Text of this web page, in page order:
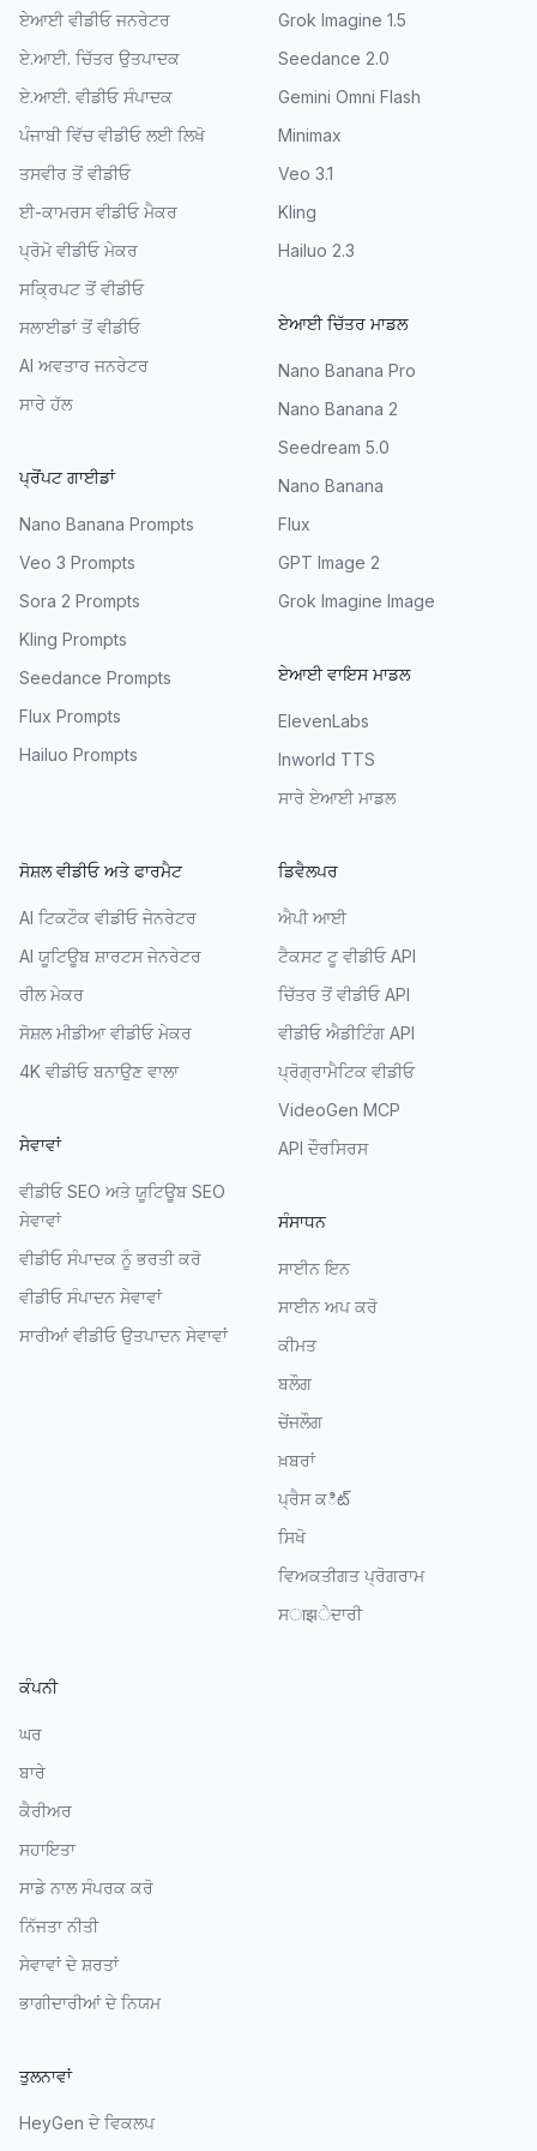
ਏਆਈ ਵੀਡੀਓ ਜਨਰੇਟਰ
ਏ.ਆਈ. ਚਿੱਤਰ ਉਤਪਾਦਕ
ਏ.ਆਈ. ਵੀਡੀਓ ਸੰਪਾਦਕ
ਪੰਜਾਬੀ ਵਿੱਚ ਵੀਡੀਓ ਲਈ ਲਿਖੋ
ਤਸਵੀਰ ਤੋਂ ਵੀਡੀਓ
ਈ-ਕਾਮਰਸ ਵੀਡੀਓ ਮੈਕਰ
ਪ੍ਰੋਮੋ ਵੀਡੀਓ ਮੇਕਰ
ਸਕ੍ਰਿਪਟ ਤੋਂ ਵੀਡੀਓ
ਸਲਾਈਡਾਂ ਤੋਂ ਵੀਡੀਓ
AI ਅਵਤਾਰ ਜਨਰੇਟਰ
ਸਾਰੇ ਹੱਲ
ਪ੍ਰੋਂਪਟ ਗਾਈਡਾਂ
Nano Banana Prompts
Veo 3 Prompts
Sora 2 Prompts
Kling Prompts
Seedance Prompts
Flux Prompts
Hailuo Prompts
Grok Imagine 1.5
Seedance 2.0
Gemini Omni Flash
Minimax
Veo 3.1
Kling
Hailuo 2.3
ਏਆਈ ਚਿੱਤਰ ਮਾਡਲ
Nano Banana Pro
Nano Banana 2
Seedream 5.0
Nano Banana
Flux
GPT Image 2
Grok Imagine Image
ਏਆਈ ਵਾਇਸ ਮਾਡਲ
ElevenLabs
Inworld TTS
ਸਾਰੇ ਏਆਈ ਮਾਡਲ
ਸੋਸ਼ਲ ਵੀਡੀਓ ਅਤੇ ਫਾਰਮੈਟ
AI ਟਿਕਟੌਕ ਵੀਡੀਓ ਜੇਨਰੇਟਰ
AI ਯੂਟਿਊਬ ਸ਼ਾਰਟਸ ਜੇਨਰੇਟਰ
ਰੀਲ ਮੇਕਰ
ਸੋਸ਼ਲ ਮੀਡੀਆ ਵੀਡੀਓ ਮੇਕਰ
4K ਵੀਡੀਓ ਬਨਾਉਣ ਵਾਲਾ
ਸੇਵਾਵਾਂ
ਵੀਡੀਓ SEO ਅਤੇ ਯੂਟਿਊਬ SEO
ਸੇਵਾਵਾਂ
ਵੀਡੀਓ ਸੰਪਾਦਕ ਨੂੰ ਭਰਤੀ ਕਰੋ
ਵੀਡੀਓ ਸੰਪਾਦਨ ਸੇਵਾਵਾਂ
ਸਾਰੀਆਂ ਵੀਡੀਓ ਉਤਪਾਦਨ ਸੇਵਾਵਾਂ
ਡਿਵੈਲਪਰ
ਐਪੀ ਆਈ
ਟੈਕਸਟ ਟੂ ਵੀਡੀਓ API
ਚਿੱਤਰ ਤੋਂ ਵੀਡੀਓ API
ਵੀਡੀਓ ਐਡੀਟਿੰਗ API
ਪ੍ਰੋਗ੍ਰਾਮੈਟਿਕ ਵੀਡੀਓ
VideoGen MCP
API ਦੌਰਸਿਰਸ
ਸੰਸਾਧਨ
ਸਾਈਨ ਇਨ
ਸਾਈਨ ਅਪ ਕਰੋ
ਕੀਮਤ
ਬਲੌਗ
ਚੇਂਜਲੌਗ
ਖ਼ਬਰਾਂ
ਪ੍ਰੈਸ ਕిట్
ਸਿਖੋ
ਵਿਅਕਤੀਗਤ ਪ੍ਰੋਗਰਾਮ
ਸाझੇਦਾਰੀ
ਕੰਪਨੀ
ਘਰ
ਬਾਰੇ
ਕੈਰੀਅਰ
ਸਹਾਇਤਾ
ਸਾਡੇ ਨਾਲ ਸੰਪਰਕ ਕਰੋ
ਨਿੱਜਤਾ ਨੀਤੀ
ਸੇਵਾਵਾਂ ਦੇ ਸ਼ਰਤਾਂ
ਭਾਗੀਦਾਰੀਆਂ ਦੇ ਨਿਯਮ
ਤੁਲਨਾਵਾਂ
HeyGen ਦੇ ਵਿਕਲਪ